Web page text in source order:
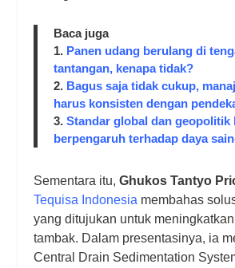
Baca juga
1. Panen udang berulang di
tantangan, kenapa tidak?
2. Bagus saja tidak cukup,
harus konsisten dengan
3.Standar global dan geopolitik
berpengaruh terhadap daya
Sementara itu,Ghukos Tantyo
Tequisa Indonesia membahas
yang ditujukan untuk
tambak. Dalam presentasinya, ia
Central Drain Sedimentation